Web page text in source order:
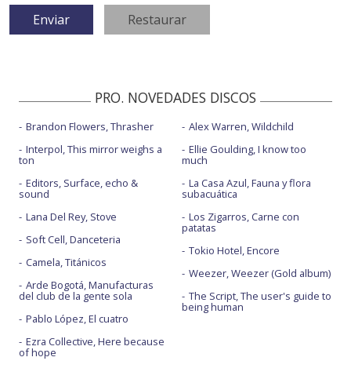
PRO. NOVEDADES DISCOS
Brandon Flowers, Thrasher
Interpol, This mirror weighs a
ton
Editors, Surface, echo &
sound
Lana Del Rey, Stove
Soft Cell, Danceteria
Camela, Titánicos
Arde Bogotá, Manufacturas
del club de la gente sola
Pablo López, El cuatro
Ezra Collective, Here because
of hope
Alex Warren, Wildchild
Ellie Goulding, I know too
much
La Casa Azul, Fauna y flora
subacuática
Los Zigarros, Carne con
patatas
Tokio Hotel, Encore
Weezer, Weezer (Gold album)
The Script, The user's guide to
being human